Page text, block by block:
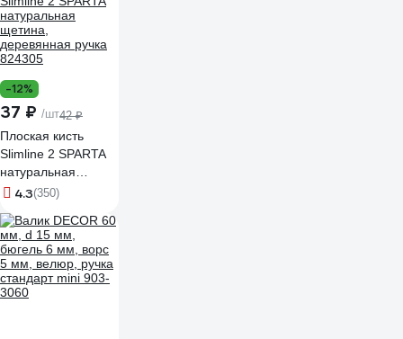
-12%
37 ₽ /шт42 ₽
Плоская кисть
Slimline 2 SPARTA
натуральная
щетина,
824305
4.3(350)